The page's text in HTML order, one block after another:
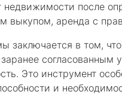
после
выкупом, аренда с
заключается в том,
Это инструмент
и